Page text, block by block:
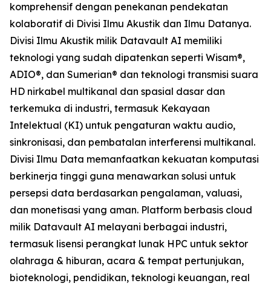
komprehensif dengan penekanan pendekatan
kolaboratif di Divisi Ilmu Akustik dan Ilmu Datanya.
Divisi Ilmu Akustik milik Datavault AI memiliki
teknologi yang sudah dipatenkan seperti Wisam®,
ADIO®, dan Sumerian® dan teknologi transmisi suara
HD nirkabel multikanal dan spasial dasar dan
terkemuka di industri, termasuk Kekayaan
Intelektual (KI) untuk pengaturan waktu audio,
sinkronisasi, dan pembatalan interferensi multikanal.
Divisi Ilmu Data memanfaatkan kekuatan komputasi
berkinerja tinggi guna menawarkan solusi untuk
persepsi data berdasarkan pengalaman, valuasi,
dan monetisasi yang aman. Platform berbasis cloud
milik Datavault AI melayani berbagai industri,
termasuk lisensi perangkat lunak HPC untuk sektor
olahraga & hiburan, acara & tempat pertunjukan,
bioteknologi, pendidikan, teknologi keuangan, real